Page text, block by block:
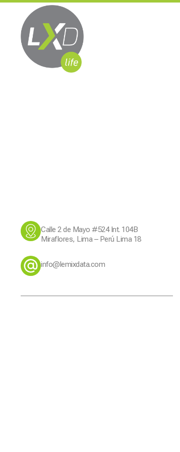
Calle 2 de Mayo #524 Int. 104B
Miraflores, Lima – Perú Lima 18
info@lemixdata.com